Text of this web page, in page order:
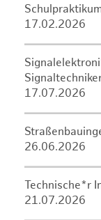
17.02.2026
17.07.2026
26.06.2026
Technische*r
21.07.2026